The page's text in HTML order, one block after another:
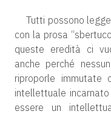
Tutti possono
con la prosa
queste eredità ci
anche perché
riproporle
intellettuale
essere un